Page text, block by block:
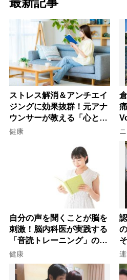
ストレス解消＆アンチエイ
ジングに効果抜群！元アナ
ウンサーが教える「心と体
を元気にする音読の習慣」
健康
自分の声を聞くことが脳を
刺激！脳内科医が実践する
「音読トレーニング」の極
意
健康